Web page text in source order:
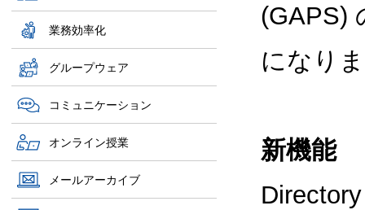
業務効率化
グループウェア
コミュニケーション
オンライン授業
メールアーカイブ
(GAPS)
になり
新機能